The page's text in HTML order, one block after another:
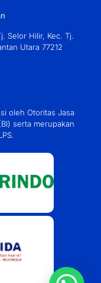
Selor Hilir, Kec. Tj.
Utara 77212
oleh Otoritas Jasa
serta merupakan